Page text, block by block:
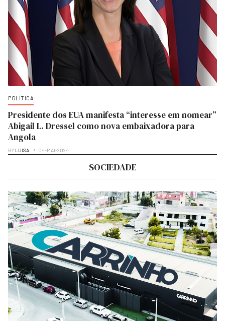
POLITICA
Presidente dos EUA manifesta “interesse em nomear”
Abigail L. Dressel como nova embaixadora para
Angola
BY LUISA 04-MAI-2024
SOCIEDADE